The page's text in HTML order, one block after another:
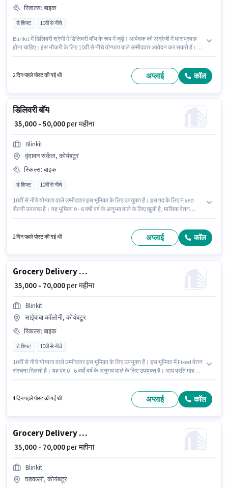
स्किल्स: बाइक
डे शिफ्ट 10वीं से नीचे
Blinkit में डिलिवरी श्रेणी में डिलिवरी बॉय के रूप में जुड़ें। आवेदक को अंग्रेजी में धाराप्रवाह
होना चाहिए। इस नौकरी के लिए 10वीं से नीचे योग्यता वाले उम्मीदवार आवेदन कर सकते हैं।
Fixed सैलरी उपलब्ध है।
2 दिन पहले पोस्ट की गई थी अप्लाई कॉल
डिलिवरी बॉय
₹ 35,000 - 50,000per महीना
Blinkit
वृंदावन सर्कल, कोयंबटूर
स्किल्स: बाइक
डे शिफ्ट 10वीं से नीचे
10वीं से नीचे योग्यता वाले उम्मीदवार इस भूमिका के लिए उपयुक्त हैं। इस पद के लिए Fixed
सैलरी उपलब्ध है। यह भूमिका 0 - 6 वर्षो वर्ष के अनुभव वाले के लिए खुली है, मासिक वेतन
2 दिन पहले पोस्ट की गई थी अप्लाई कॉल
Grocery Delivery Boy
₹ 35,000 - 70,000per महीना
Blinkit
साईबाबा कॉलोनी, कोयंबटूर
स्किल्स: बाइक
डे शिफ्ट 10वीं से नीचे
10वीं से नीचे योग्यता वाले उम्मीदवार इस भूमिका के लिए उपयुक्त हैं। इस भूमिका में Fixed वेतन
संरचना मिलती है। यह पद 0 - 6 वर्षो वर्ष के अनुभव वाले के लिए उपयुक्त है। आप प्रति माह
आवेदक को अंग्रेजी में धाराप्रवाह होना चाहिए।
4 दिन पहले पोस्ट की गई थी अप्लाई कॉल
Grocery Delivery Boy
₹ 35,000 - 70,000per महीना
Blinkit
वडवल्ली, कोयंबटूर